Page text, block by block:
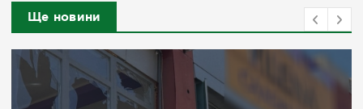
Ще новини